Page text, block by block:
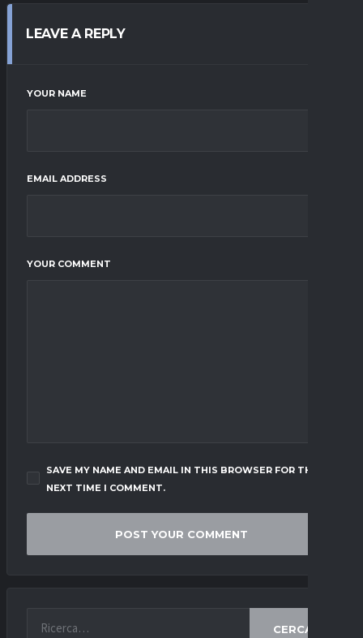
LEAVE A REPLY
YOUR NAME
EMAIL ADDRESS
YOUR COMMENT
SAVE MY NAME AND EMAIL IN THIS BROWSER FOR THE
NEXT TIME I COMMENT.
CERCA